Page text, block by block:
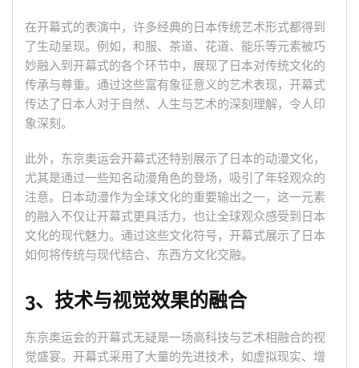
在开幕式的表演中，许多经典的日本传统艺术形式都得到
了生动呈现。例如，和服、茶道、花道、能乐等元素被巧
妙融入到开幕式的各个环节中，展现了日本对传统文化的
传承与尊重。通过这些富有象征意义的艺术表现，开幕式
传达了日本人对于自然、人生与艺术的深刻理解，令人印
象深刻。
此外，东京奥运会开幕式还特别展示了日本的动漫文化，
尤其是通过一些知名动漫角色的登场，吸引了年轻观众的
注意。日本动漫作为全球文化的重要输出之一，这一元素
的融入不仅让开幕式更具活力，也让全球观众感受到日本
文化的现代魅力。通过这些文化符号，开幕式展示了日本
如何将传统与现代结合、东西方文化交融。
3、技术与视觉效果的融合
东京奥运会的开幕式无疑是一场高科技与艺术相融合的视
觉盛宴。开幕式采用了大量的先进技术，如虚拟现实、增